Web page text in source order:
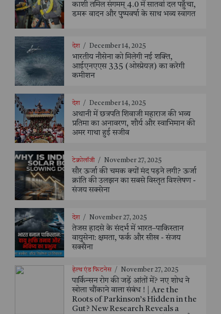
काशी तमिल संगमम् 4.0 में सातवां दल पहुँचा,
डमरू वादन और पुष्पवर्षा के साथ भव्य स्वागत
देश / December 14, 2025
भारतीय नौसेना को मिलेगी नई शक्ति,
आईएनएएस 335 (ओस्प्रेयज़) का करेगी
कमीशन
देश / December 14, 2025
अथानी में छत्रपति शिवाजी महाराज की भव्य
प्रतिमा का अनावरण, शौर्य और स्वाभिमान की
अमर गाथा हुई सजीव
टेक्नोलॉजी / November 27, 2025
सौर ऊर्जा की चमक क्यों मंद पड़ने लगी? ऊर्जा
क्रांति की उलझन का सबसे विस्तृत विश्लेषण -
संजय सक्सेना
देश / November 27, 2025
तेजस हादसे के संदर्भ में भारत–पाकिस्तान
वायुसेना: क्षमता, फर्क और सीख - संजय
सक्सैना
हेल्थ एंड फिटनेस / November 27, 2025
पार्किन्सन रोग की जड़ें आंतों में? नए शोध ने
खोला चौंकाने वाला संबंध ! | Are the
Roots of Parkinson’s Hidden in the
Gut? New Research Reveals a